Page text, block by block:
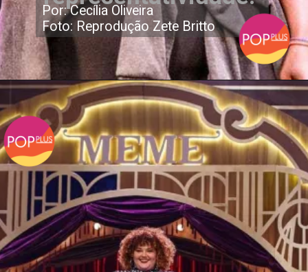
Por: Cecília Oliveira
Foto: Reprodução Zete Britto